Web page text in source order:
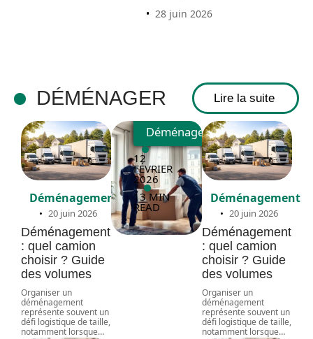
28 juin 2026
DÉMÉNAGER Lire la suite
Déménagement
20 juin 2026
Déménagement
: quel camion
choisir ? Guide
des volumes
Organiser un
déménagement
représente souvent un
défi logistique de taille,
notamment lorsque…
Paris :
clients
Déménagement
12
FÉVRIER
2026
13 MIN
READ
Déménagement
20 juin 2026
Déménagement
: quel camion
choisir ? Guide
des volumes
Organiser un
déménagement
représente souvent un
défi logistique de taille,
notamment lorsque…